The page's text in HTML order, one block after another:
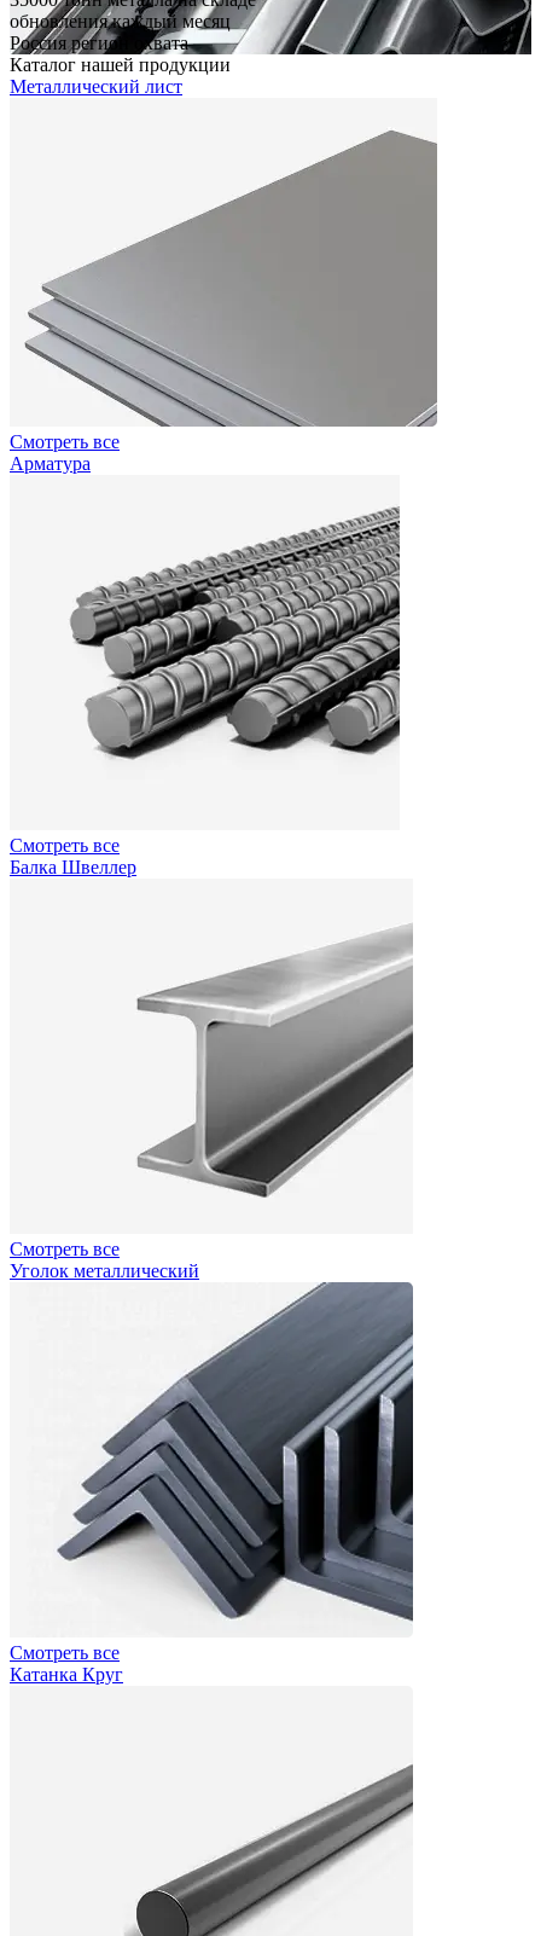
обновления каждый месяц
Россия регион охвата
Каталог нашей продукции
Металлический лист
Смотреть все
Арматура
Смотреть все
Балка Швеллер
Смотреть все
Уголок металлический
Смотреть все
Катанка Круг